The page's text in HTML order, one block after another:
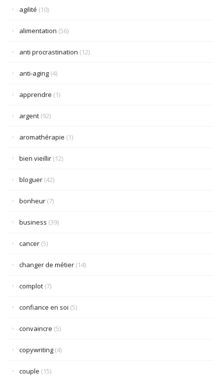
agilité (10)
alimentation (56)
anti procrastination (12)
anti-aging (4)
apprendre (1)
argent (92)
aromathérapie (1)
bien vieillir (12)
bloguer (42)
bonheur (7)
business (39)
cancer (5)
changer de métier (14)
complot (7)
confiance en soi (5)
convaincre (5)
copywriting (4)
couple (15)